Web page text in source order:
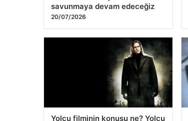
Ömer Çelik: Kıbrıs Türk
davasını her koşulda
savunmaya devam edeceğiz